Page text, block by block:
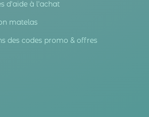
d'aide à l'achat
matelas
des codes promo & offres